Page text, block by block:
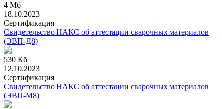
4 Мб
18.10.2023
Сертификация
Свидетельство НАКС об аттестации сварочных материалов
(ЭВП-Д8)
530 Кб
12.10.2023
Сертификация
Свидетельство НАКС об аттестации сварочных материалов
(ЭВП-М8)